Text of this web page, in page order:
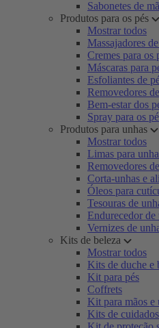
Sabonetes de
Produtos para os pés
Mostrar todos
Massajadores
Cremes para os
Máscaras para
Esfoliantes de
Removedores
Bem-estar dos
Spray para os
Produtos para unhas
Mostrar todos
Limas para
Removedores
Corta-unhas e
Óleos para
Tesouras de
Endurecedor de
Vernizes de
Kits de beleza
Mostrar todos
Kits de duche e
Kit para pés
Coffrets
Kit para mãos e
Kits de